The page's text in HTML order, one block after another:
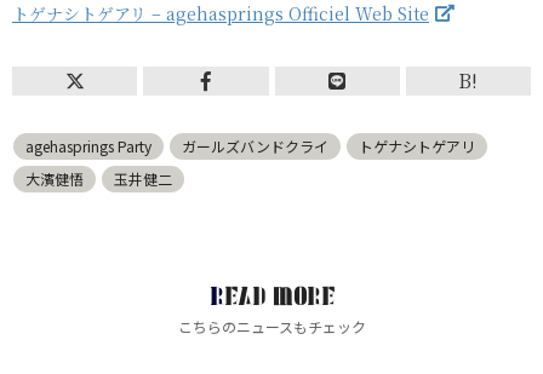
トゲナシトゲアリ – agehasprings Officiel Web Site
B!
agehasprings Party ガールズバンドクライ
トゲナシトゲアリ
大濱健悟
玉井健二
READ MORE
こちらのニュースもチェック